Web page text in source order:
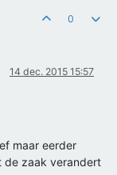
0
14 dec. 2015 15:57
maar eerder
de zaak verandert